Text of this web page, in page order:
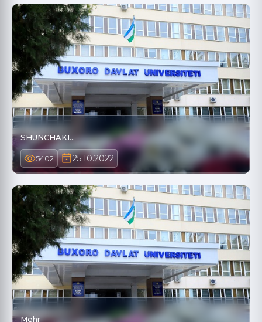
SHUNCHAKI...
5402 25.10.2022
Mehr